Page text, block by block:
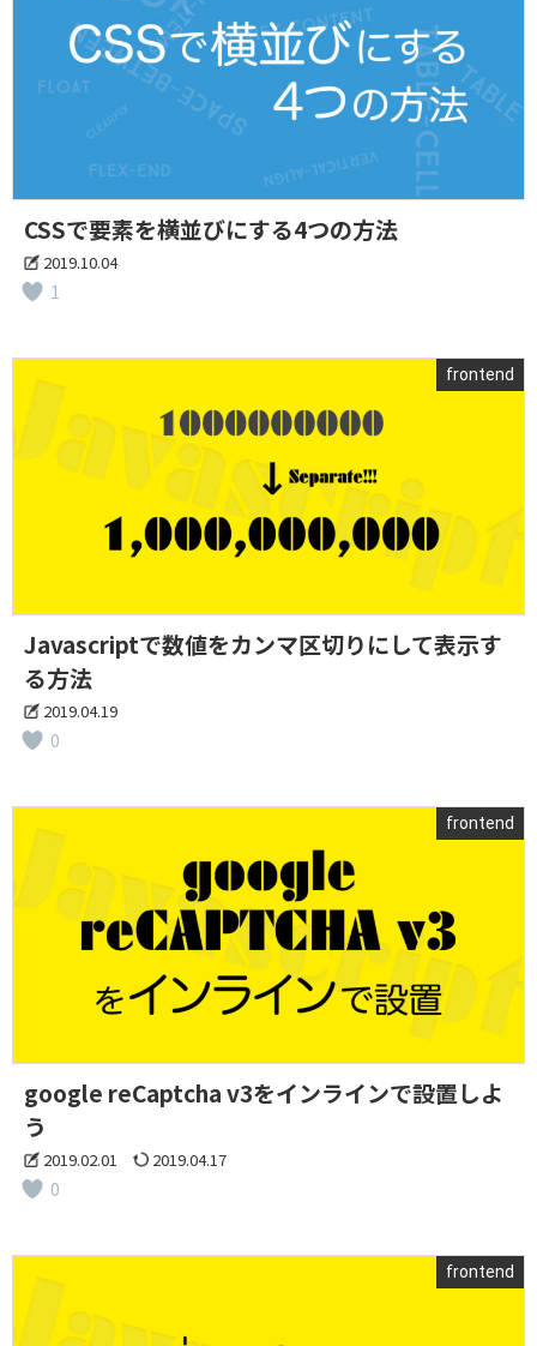
CSSで要素を横並びにする4つの方法
2019.10.04
1
frontend
Javascriptで数値をカンマ区切りにして表示す
る方法
2019.04.19
0
frontend
google reCaptcha v3をインラインで設置しよ
う
2019.02.01 2019.04.17
0
frontend